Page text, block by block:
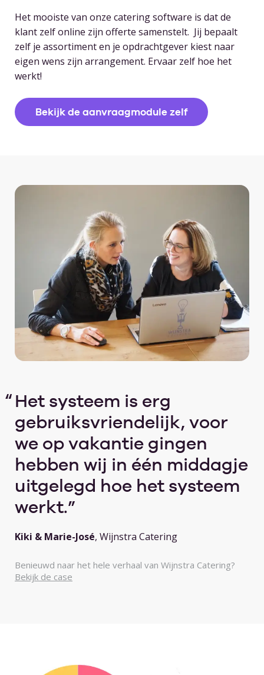
Het mooiste van onze catering software is dat de
klant zelf online zijn offerte samenstelt. Jij bepaalt
zelf je assortiment en je opdrachtgever kiest naar
eigen wens zijn arrangement. Ervaar zelf hoe het
werkt!
Bekijk de aanvraagmodule zelf
Het systeem is erg
gebruiksvriendelijk, voor
we op vakantie gingen
hebben wij in één middagje
uitgelegd hoe het systeem
werkt.
Kiki & Marie-José, Wijnstra Catering
Benieuwd naar het hele verhaal van Wijnstra Catering?
Bekijk de case